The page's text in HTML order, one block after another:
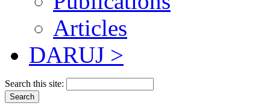
Articles
DARUJ >
Search this site: